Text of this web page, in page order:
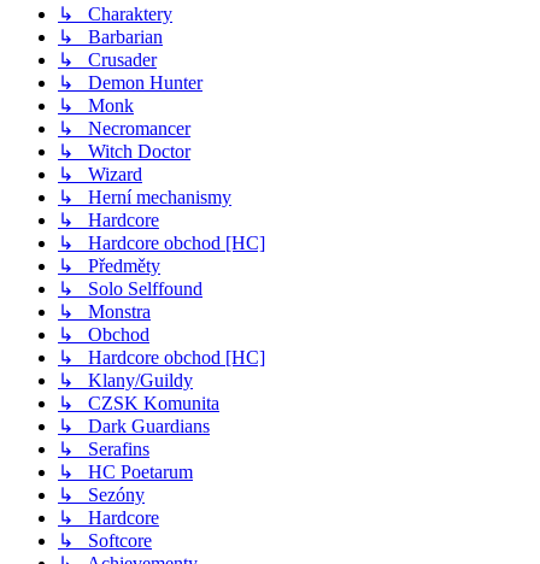
↳ Charaktery
↳ Barbarian
↳ Crusader
↳ Demon Hunter
↳ Monk
↳ Necromancer
↳ Witch Doctor
↳ Wizard
↳ Herní mechanismy
↳ Hardcore
↳ Hardcore obchod [HC]
↳ Předměty
↳ Solo Selffound
↳ Monstra
↳ Obchod
↳ Hardcore obchod [HC]
↳ Klany/Guildy
↳ CZSK Komunita
↳ Dark Guardians
↳ Serafins
↳ HC Poetarum
↳ Sezóny
↳ Hardcore
↳ Softcore